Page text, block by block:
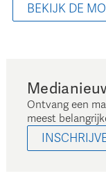
BEKIJK DE
Ontvang een
meest